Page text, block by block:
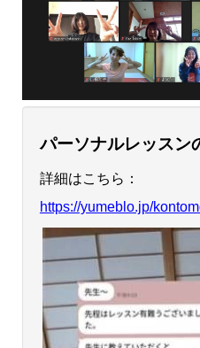
パーソナルレッスン
詳細はこちら：
https://yumeblo.jp/